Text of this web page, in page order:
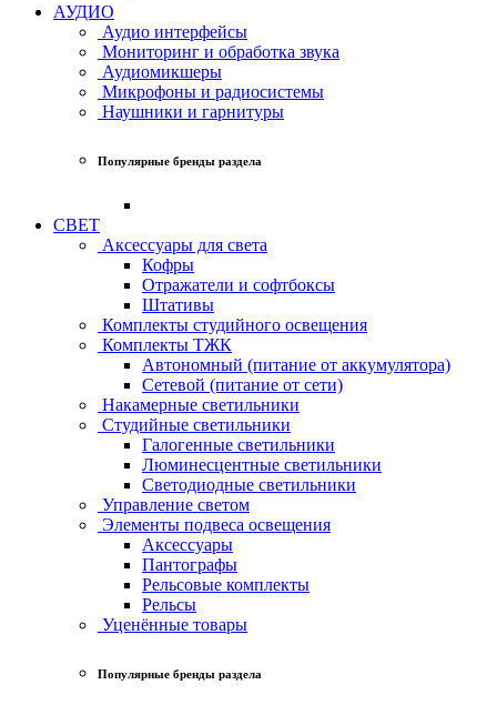
АУДИО
Аудио интерфейсы
Мониторинг и обработка звука
Аудиомикшеры
Микрофоны и радиосистемы
Наушники и гарнитуры
Популярные бренды раздела
СВЕТ
Аксессуары для света
Кофры
Отражатели и софтбоксы
Штативы
Комплекты студийного освещения
Комплекты ТЖК
Автономный (питание от аккумулятора)
Сетевой (питание от сети)
Накамерные светильники
Студийные светильники
Галогенные светильники
Люминесцентные светильники
Светодиодные светильники
Управление светом
Элементы подвеса освещения
Аксессуары
Пантографы
Рельсовые комплекты
Рельсы
Уценённые товары
Популярные бренды раздела